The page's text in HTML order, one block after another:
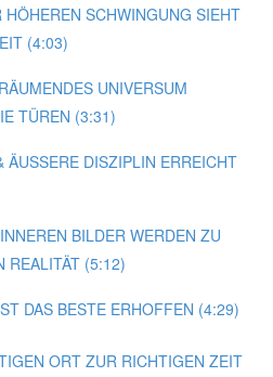
SCHWINGUNG SIEHT
(4:03)
UNIVERSUM
TÜREN (3:31)
ÄUSSERE DISZIPLIN ERREICHT
BILDER WERDEN ZU
REALITÄT (5:12)
DAS BESTE ERHOFFEN (4:29)
ORT ZUR RICHTIGEN ZEIT